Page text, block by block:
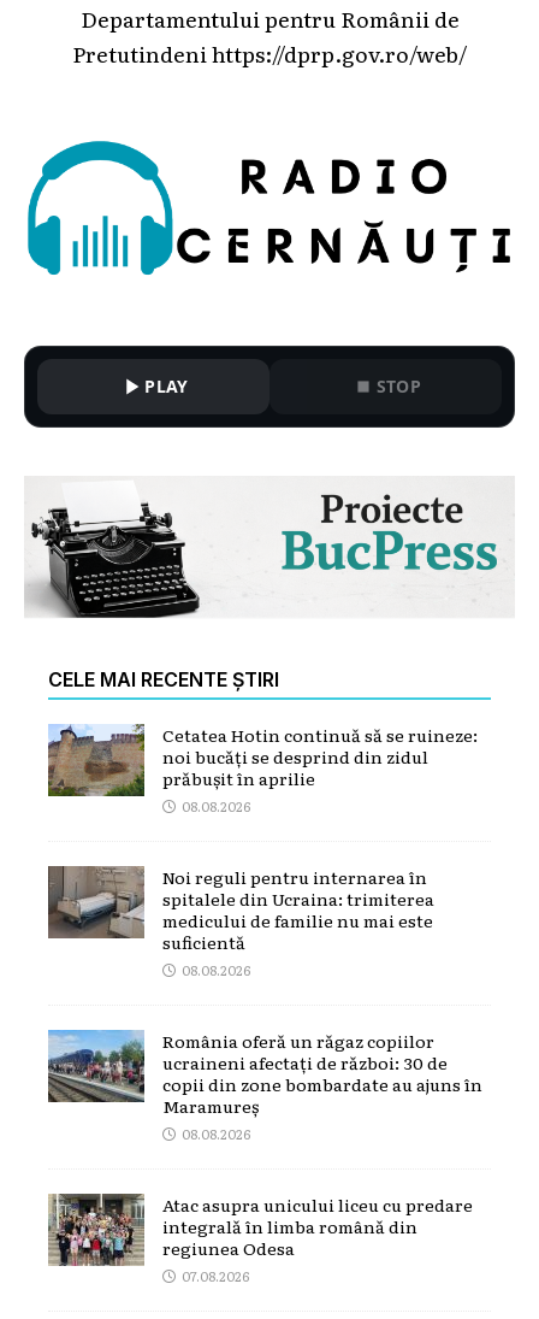
Departamentului pentru Românii de
Pretutindeni https://dprp.gov.ro/web/
PLAY STOP
CELE MAI RECENTE ȘTIRI
Cetatea Hotin continuă să se ruineze:
noi bucăți se desprind din zidul
prăbușit în aprilie
08.08.2026
Noi reguli pentru internarea în
spitalele din Ucraina: trimiterea
medicului de familie nu mai este
suficientă
08.08.2026
România oferă un răgaz copiilor
ucraineni afectați de război: 30 de
copii din zone bombardate au ajuns în
Maramureș
08.08.2026
Atac asupra unicului liceu cu predare
integrală în limba română din
regiunea Odesa
07.08.2026